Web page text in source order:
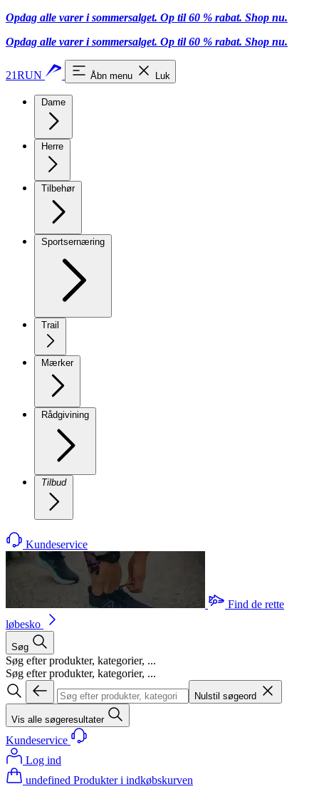
Opdag alle varer i sommersalget. Op til 60 % rabat. Shop nu.
Opdag alle varer i sommersalget. Op til 60 % rabat. Shop nu.
21RUN Åbn menu Luk
Dame
Herre
Tilbehør
Sportsernæring
Trail
Mærker
Rådgivining
Tilbud
Kundeservice
Find de rette
løbesko
Søg
Søg efter produkter, kategorier, ...
Søg efter produkter, kategorier, ...
Nulstil søgeord
Vis alle søgeresultater
Kundeservice
Log ind
undefined Produkter i indkøbskurven